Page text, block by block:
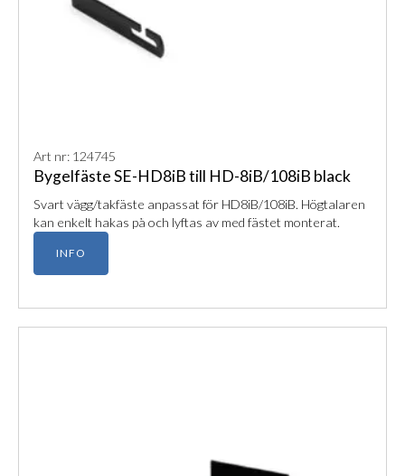
Art nr: 124745
Bygelfäste SE-HD8iB till HD-8iB/108iB black
Svart vägg/takfäste anpassat för HD8iB/108iB. Högtalaren
kan enkelt hakas på och lyftas av med fästet monterat.
INFO